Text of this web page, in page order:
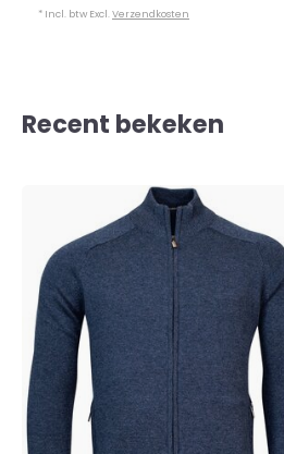
* Incl. btw Excl.Verzendkosten
Recent bekeken